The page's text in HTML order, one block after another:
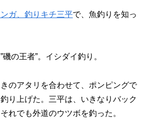
ガ、釣りキチ三平で、魚釣りを知っ
の王者”。イシダイ釣り。
のアタリを合わせて、ポンピングで
り上げた。三平は、いきなりバック
れでも外道のウツボを釣った。